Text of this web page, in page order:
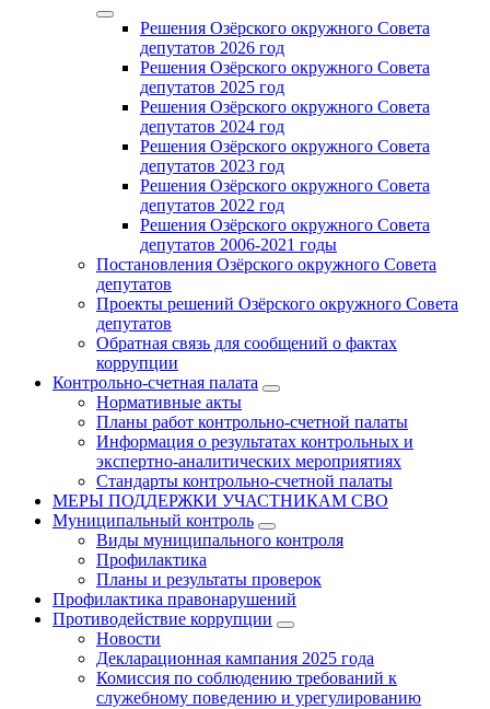
Решения Озёрского окружного Совета
депутатов 2026 год
Решения Озёрского окружного Совета
депутатов 2025 год
Решения Озёрского окружного Совета
депутатов 2024 год
Решения Озёрского окружного Совета
депутатов 2023 год
Решения Озёрского окружного Совета
депутатов 2022 год
Решения Озёрского окружного Совета
депутатов 2006-2021 годы
Постановления Озёрского окружного Совета
депутатов
Проекты решений Озёрского окружного Совета
депутатов
Обратная связь для сообщений о фактах
коррупции
Контрольно-счетная палата
Нормативные акты
Планы работ контрольно-счетной палаты
Информация о результатах контрольных и
экспертно-аналитических мероприятиях
Стандарты контрольно-счетной палаты
МЕРЫ ПОДДЕРЖКИ УЧАСТНИКАМ СВО
Муниципальный контроль
Виды муниципального контроля
Профилактика
Планы и результаты проверок
Профилактика правонарушений
Противодействие коррупции
Новости
Декларационная кампания 2025 года
Комиссия по соблюдению требований к
служебному поведению и урегулированию